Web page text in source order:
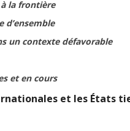
à la frontière
d’ensemble
un contexte défavorable
et en cours
et les États